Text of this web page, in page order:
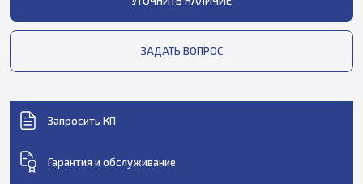
ЗАДАТЬ ВОПРОС
Запросить КП
Гарантия и обслуживание